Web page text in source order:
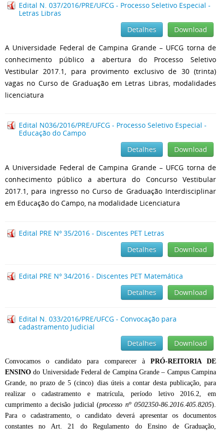
Edital N. 037/2016/PRE/UFCG - Processo Seletivo Especial -
Letras Libras
Download
Detalhes
A Universidade Federal de Campina Grande – UFCG torna de
conhecimento público a abertura do Processo Seletivo
Vestibular 2017.1, para provimento exclusivo de 30 (trinta)
vagas no Curso de Graduação em Letras Libras, modalidades
licenciatura
Edital N036/2016/PRE/UFCG - Processo Seletivo Especial -
Educação do Campo
Download
Detalhes
A Universidade Federal de Campina Grande – UFCG torna de
conhecimento público a abertura do Concurso Vestibular
2017.1, para ingresso no Curso de Graduação Interdisciplinar
em Educação do Campo, na modalidade Licenciatura
Edital PRE Nº 35/2016 - Discentes PET Letras
Download
Detalhes
Edital PRE Nº 34/2016 - Discentes PET Matemática
Download
Detalhes
Edital N. 033/2016/PRE/UFCG - Convocação para
cadastramento Judicial
Download
Detalhes
Convocamos o candidato para comparecer à PRÓ-REITORIA DE
ENSINO do Universidade Federal de Campina Grande – Campus Campina
Grande, no prazo de 5 (cinco) dias úteis a contar desta publicação, para
realizar o cadastramento e matrícula, período letivo 2016.2, em
cumprimento a decisão judicial (processo no 0502350-86.2016.405.8205).
Para o cadastramento, o candidato deverá apresentar os documentos
constantes no Art. 21 do Regulamento do Ensino de Graduação,